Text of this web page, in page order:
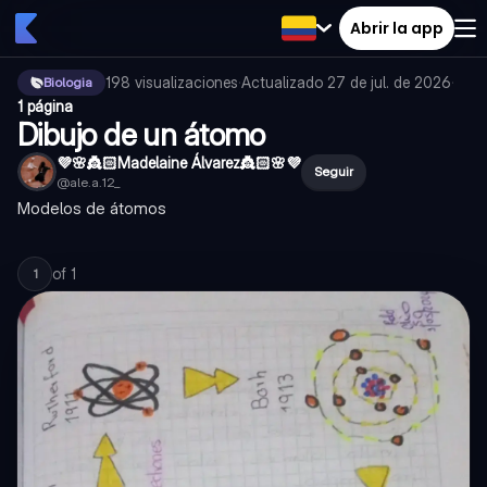
Abrir la app
Biologia 198 visualizaciones·Actualizado 27 de jul. de 2026·
1 página
Dibujo de un átomo
💜🌸👸🏻Madelaine Álvarez👸🏻🌸💜
@ale.a.12_
Seguir
Modelos de átomos
1 of 1